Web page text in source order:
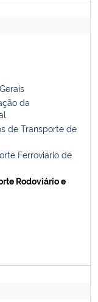
da
de Transporte de
Ferroviário de
Rodoviário e